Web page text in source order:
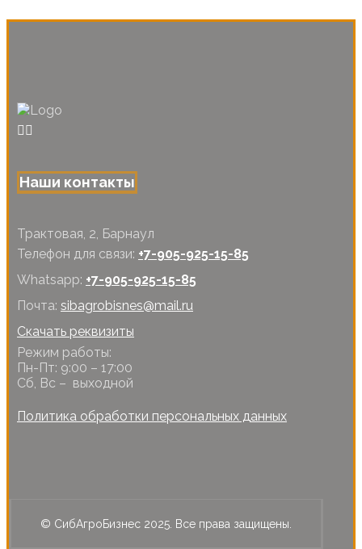
Наши контакты
Трактовая, 2, Барнаул
Телефон для связи: +7-905-925-15-85
Whatsapp: +7-905-925-15-85
Почта: sibagrobisnes@mail.ru
Скачать реквизиты
Режим работы:
Пн-Пт: 9:00 – 17:00
Сб, Вс – выходной
Политика обработки персональных данных
© СибАгроБизнес 2025. Все права защищены.